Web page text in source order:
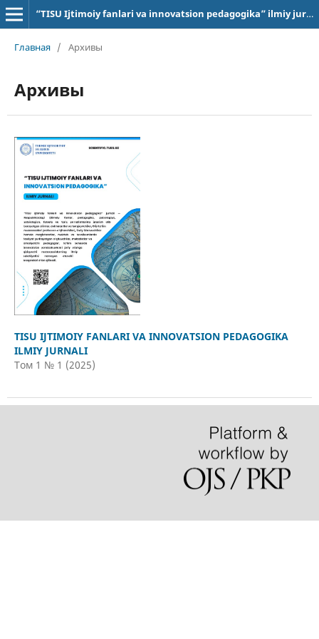
“TISU Ijtimoiy fanlari va innovatsion pedagogika” ilmiy jurnali
Главная / Архивы
Архивы
TISU IJTIMOIY FANLARI VA INNOVATSION PEDAGOGIKA
ILMIY JURNALI
Том 1 № 1 (2025)